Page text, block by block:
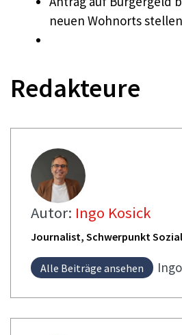
neuen Wohnorts stellen
Redakteure
Autor: Ingo Kosick
Journalist, Schwerpunkt
Alle Beiträge ansehen Ingo